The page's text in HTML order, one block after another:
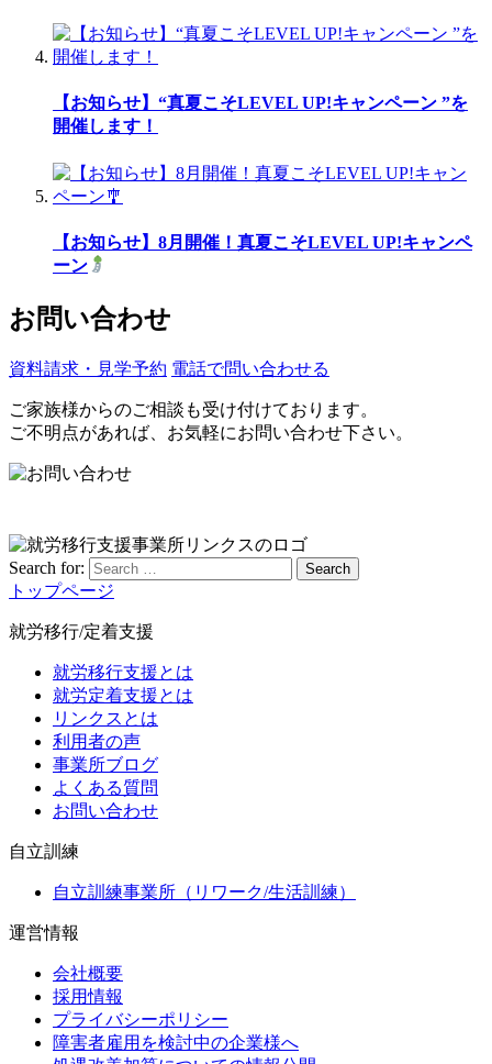
【お知らせ】“真夏こそLEVEL UP!キャンペーン ”を
開催します！
【お知らせ】8月開催！真夏こそLEVEL UP!キャンペ
ーン
お問い合わせ
資料請求・見学予約 電話で問い合わせる
ご家族様からのご相談も受け付けております。
ご不明点があれば、お気軽にお問い合わせ下さい。
Search for: Search
トップページ
就労移行/定着支援
就労移行支援とは
就労定着支援とは
リンクスとは
利用者の声
事業所ブログ
よくある質問
お問い合わせ
自立訓練
自立訓練事業所（リワーク/生活訓練）
運営情報
会社概要
採用情報
プライバシーポリシー
障害者雇用を検討中の企業様へ